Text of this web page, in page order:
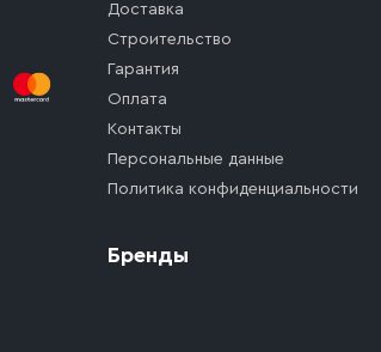
Доставка
Строительство
Гарантия
Оплата
Контакты
Персональные данные
Политика конфиденциальности
Бренды